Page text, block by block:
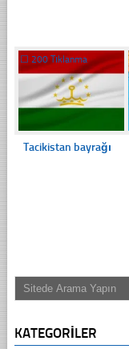
☐ 200 Tıklanma
Tacikistan bayrağı
KATEGORILER